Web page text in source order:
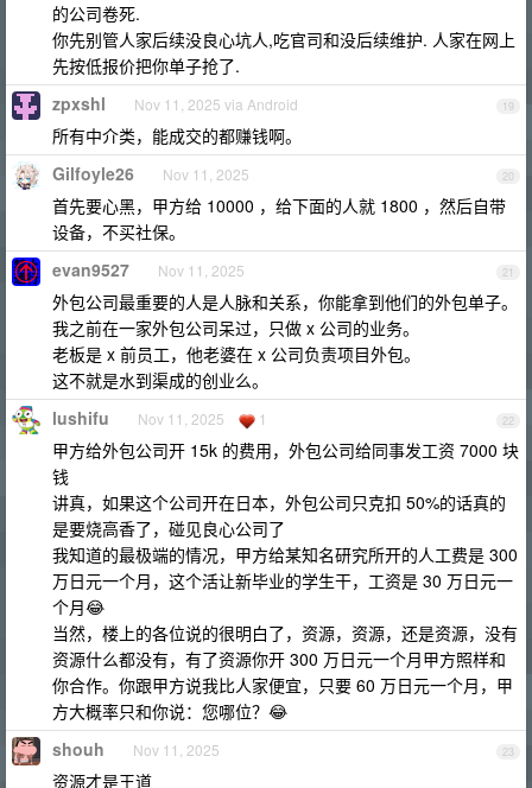
的公司卷死.
你先别管人家后续没良心坑人,吃官司和没后续维护. 人家在网上
先按低报价把你单子抢了.
19
zpxshl Nov 11, 2025 via Android
所有中介类，能成交的都赚钱啊。
20
Gilfoyle26 Nov 11, 2025
首先要心黑，甲方给 10000 ，给下面的人就 1800 ，然后自带
设备，不买社保。
21
evan9527 Nov 11, 2025
外包公司最重要的人是人脉和关系，你能拿到他们的外包单子。
我之前在一家外包公司呆过，只做 x 公司的业务。
老板是 x 前员工，他老婆在 x 公司负责项目外包。
这不就是水到渠成的创业么。
22
lushifu Nov 11, 2025 1
甲方给外包公司开 15k 的费用，外包公司给同事发工资 7000 块
钱
讲真，如果这个公司开在日本，外包公司只克扣 50%的话真的
是要烧高香了，碰见良心公司了
我知道的最极端的情况，甲方给某知名研究所开的人工费是 300
万日元一个月，这个活让新毕业的学生干，工资是 30 万日元一
个月😂
当然，楼上的各位说的很明白了，资源，资源，还是资源，没有
资源什么都没有，有了资源你开 300 万日元一个月甲方照样和
你合作。你跟甲方说我比人家便宜，只要 60 万日元一个月，甲
方大概率只和你说：您哪位？😂
23
shouh Nov 11, 2025
资源才是王道